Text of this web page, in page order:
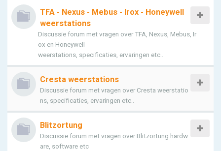
TFA - Nexus - Mebus - Irox - Honeywell
weerstations
Discussie forum met vragen over TFA, Nexus, Mebus, Ir
ox en Honeywell
weerstations, specificaties, ervaringen etc..
Cresta weerstations
Discussie forum met vragen over Cresta weerstatio
ns, specificaties, ervaringen etc..
Blitzortung
Discussie forum met vragen over Blitzortung hardw
are, software etc